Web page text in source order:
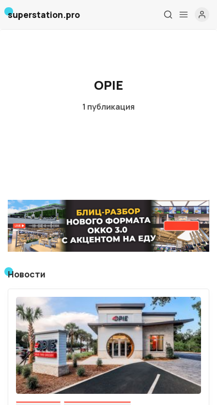
Дизайн и проектирование
Контакты
Лучшие АЗС мира
Мнения
Условия использования материалов
Политика конфиденциальности и cookie
superstation.pro
OPIE
1 публикация
Новости